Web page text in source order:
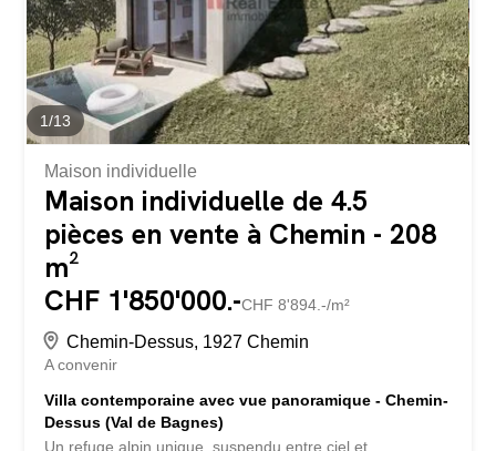
Surface de vente : 283,90 m² Chalet individuel sur 3
niveaux Réalisé hors...
1/13
Maison individuelle
Maison individuelle de 4.5
pièces en vente à Chemin - 208
m²
CHF 1'850'000.-CHF 8'894.-/m²
Chemin-Dessus, 1927 Chemin
A convenir
Villa contemporaine avec vue panoramique - Chemin-
Dessus (Val de Bagnes)
Un refuge alpin unique, suspendu entre ciel et